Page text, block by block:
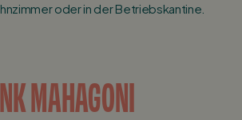
oder in der Betriebskantine.
MAHAGONI